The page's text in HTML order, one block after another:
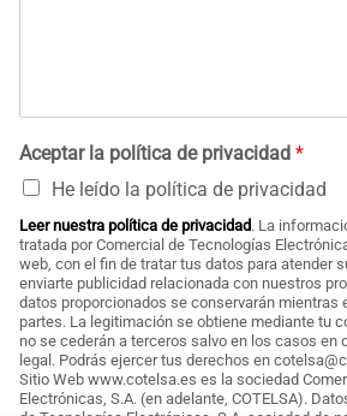
Aceptar la política de privacidad *
He leído la política de privacidad
Leer nuestra política de privacidad. La
tratada por Comercial de Tecnologías
web, con el fin de tratar tus datos para atender
enviarte publicidad relacionada con nuestros
datos proporcionados se conservarán mientras
partes. La legitimación se obtiene mediante tu
no se cederán a terceros salvo en los casos en
legal. Podrás ejercer tus derechos en
Sitio Web www.cotelsa.es es la sociedad
Electrónicas, S.A. (en adelante, COTELSA).